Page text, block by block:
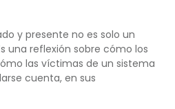
y presente no es solo un
una reflexión sobre cómo los
las víctimas de un sistema
cuenta, en sus